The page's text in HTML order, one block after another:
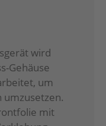
wird
Gehäuse
um
mit